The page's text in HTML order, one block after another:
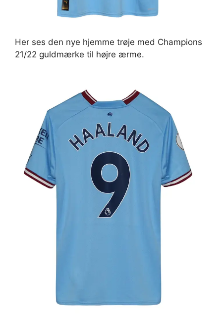
Her ses den nye hjemme trøje med Champions
21/22 guldmærke til højre ærme.